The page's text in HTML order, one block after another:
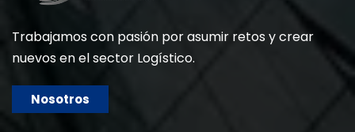
Trabajamos con pasión por asumir retos y crear
nuevos en el sector Logístico.
Nosotros